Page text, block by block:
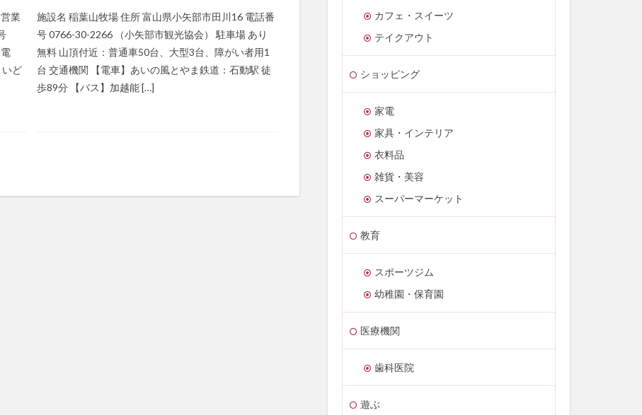
業
いど
施設名 稲葉山牧場 住所 富山県小矢部市田川16 電話番
号 0766-30-2266 （小矢部市観光協会） 駐車場 あり
無料 山頂付近：普通車50台、大型3台、障がい者用1
台 交通機関 【電車】あいの風とやま鉄道：石動駅 徒
歩89分 【バス】加越能 […]
カフェ・スイーツ
テイクアウト
ショッピング
家電
家具・インテリア
衣料品
雑貨・美容
スーパーマーケット
教育
スポーツジム
幼稚園・保育園
医療機関
歯科医院
遊ぶ